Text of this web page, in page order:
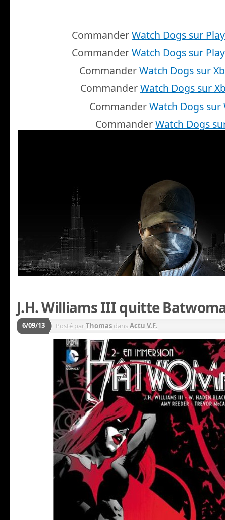
CommanderWatch Dogs sur
CommanderWatch Dogs sur
CommanderWatch Dogs sur
CommanderWatch Dogs sur
CommanderWatch Dogs sur
CommanderWatch Dogs
J.H. Williams III quitte
6/09/13 Posté parThomas dansActu V.F.